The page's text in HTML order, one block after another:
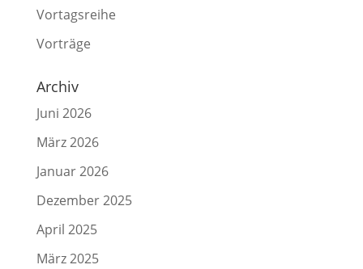
Vortagsreihe
Vorträge
Archiv
Juni 2026
März 2026
Januar 2026
Dezember 2025
April 2025
März 2025